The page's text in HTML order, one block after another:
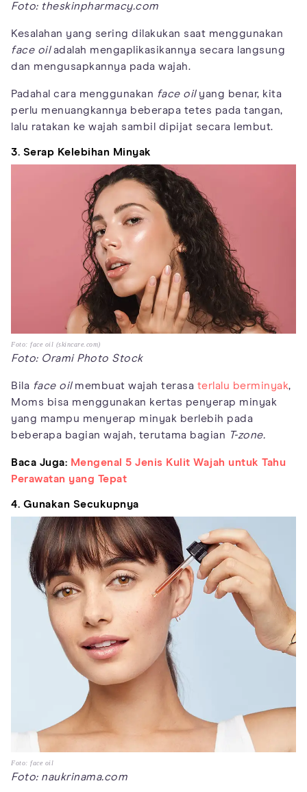
Foto: theskinpharmacy.com
Kesalahan yang sering dilakukan saat menggunakan
face oiladalah mengaplikasikannya secara langsung
dan mengusapkannya pada wajah.
Padahal cara menggunakan face oilyang benar, kita
perlu menuangkannya beberapa tetes pada tangan,
lalu ratakan ke wajah sambil dipijat secara lembut.
3. Serap Kelebihan Minyak
Foto: face oil (skincare.com)
Foto: Orami Photo Stock
Bila face oilmembuat wajah terasa terlalu berminyak,
Moms bisa menggunakan kertas penyerap minyak
yang mampu menyerap minyak berlebih pada
beberapa bagian wajah, terutama bagian T-zone.
Baca Juga: Mengenal 5 Jenis Kulit Wajah untuk Tahu
Perawatan yang Tepat
4. Gunakan Secukupnya
Foto: face oil
Foto: naukrinama.com